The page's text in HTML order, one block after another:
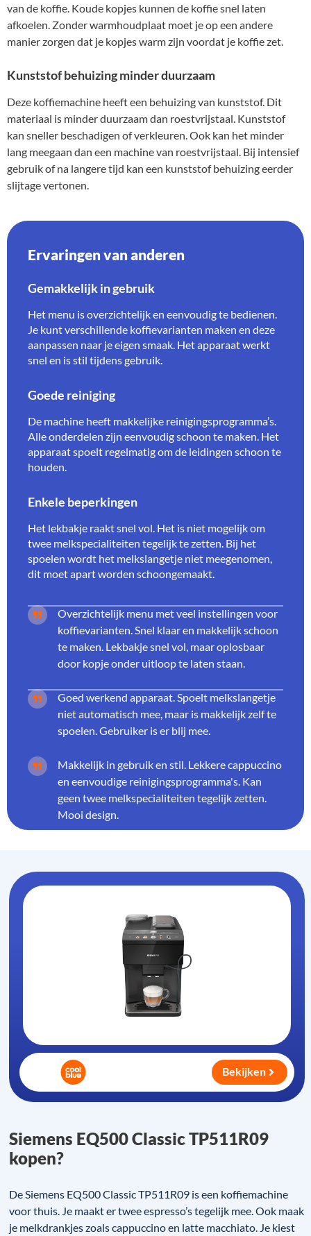
van de koffie. Koude kopjes kunnen de koffie snel laten
afkoelen. Zonder warmhoudplaat moet je op een andere
manier zorgen dat je kopjes warm zijn voordat je koffie zet.
Kunststof behuizing minder duurzaam
Deze koffiemachine heeft een behuizing van kunststof. Dit
materiaal is minder duurzaam dan roestvrijstaal. Kunststof
kan sneller beschadigen of verkleuren. Ook kan het minder
lang meegaan dan een machine van roestvrijstaal. Bij intensief
gebruik of na langere tijd kan een kunststof behuizing eerder
slijtage vertonen.
Ervaringen van anderen
Gemakkelijk in gebruik
Het menu is overzichtelijk en eenvoudig te bedienen.
Je kunt verschillende koffievarianten maken en deze
aanpassen naar je eigen smaak. Het apparaat werkt
snel en is stil tijdens gebruik.
Goede reiniging
De machine heeft makkelijke reinigingsprogramma’s.
Alle onderdelen zijn eenvoudig schoon te maken. Het
apparaat spoelt regelmatig om de leidingen schoon te
houden.
Enkele beperkingen
Het lekbakje raakt snel vol. Het is niet mogelijk om
twee melkspecialiteiten tegelijk te zetten. Bij het
spoelen wordt het melkslangetje niet meegenomen,
dit moet apart worden schoongemaakt.
Overzichtelijk menu met veel instellingen voor
koffievarianten. Snel klaar en makkelijk schoon
te maken. Lekbakje snel vol, maar oplosbaar
door kopje onder uitloop te laten staan.
Goed werkend apparaat. Spoelt melkslangetje
niet automatisch mee, maar is makkelijk zelf te
spoelen. Gebruiker is er blij mee.
Makkelijk in gebruik en stil. Lekkere cappuccino
en eenvoudige reinigingsprogramma's. Kan
geen twee melkspecialiteiten tegelijk zetten.
Mooi design.
Siemens EQ500 Classic TP511R09
kopen?
De Siemens EQ500 Classic TP511R09 is een koffiemachine
voor thuis. Je maakt er twee espresso’s tegelijk mee. Ook maak
je melkdrankjes zoals cappuccino en latte macchiato. Je kiest
Bekijken